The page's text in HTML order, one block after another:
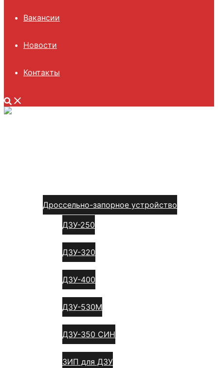
Вакансии
Новости
Контакты
Поиск
Дроссельно-запорное устройство
ДЗУ-250
ДЗУ-320
ДЗУ-400
ДЗУ-530М
ДЗУ-350 СИН
ЗИП для ДЗУ